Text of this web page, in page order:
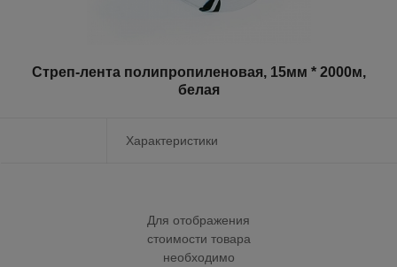
Стреп-лента полипропиленовая, 15мм * 2000м,
белая
Характеристики
Для отображения
стоимости товара
необходимо